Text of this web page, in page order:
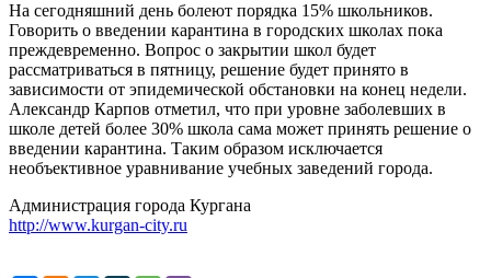
На сегодняшний день болеют порядка 15% школьников.
Говорить о введении карантина в городских школах пока
преждевременно. Вопрос о закрытии школ будет
рассматриваться в пятницу, решение будет принято в
зависимости от эпидемической обстановки на конец недели.
Александр Карпов отметил, что при уровне заболевших в
школе детей более 30% школа сама может принять решение о
введении карантина. Таким образом исключается
необъективное уравнивание учебных заведений города.
Администрация города Кургана
http://www.kurgan-city.ru